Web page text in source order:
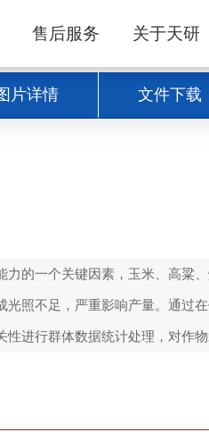
售后服务 关于天研
片详情 文件下载
的一个关键因素，玉米、高粱
光照不足，严重影响产量。通过
进行群体数据统计处理，对作